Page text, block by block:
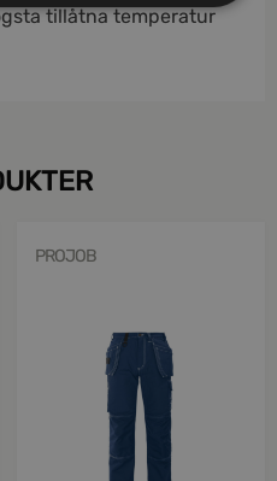
tillåtna temperatur
PROJOB